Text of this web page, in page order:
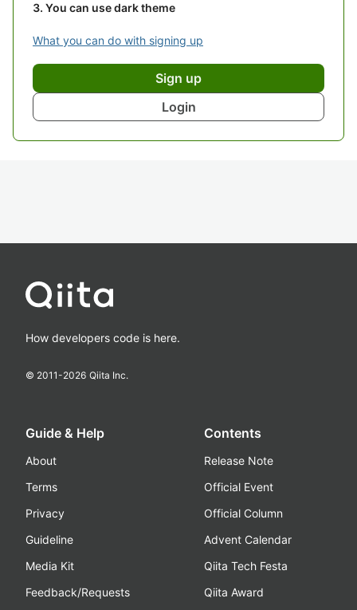
You can use dark theme
What you can do with signing up
Sign up
Login
How developers code is here.
© 2011-2026 Qiita Inc.
Guide & Help
About
Terms
Privacy
Guideline
Media Kit
Feedback/Requests
Contents
Release Note
Official Event
Official Column
Advent Calendar
Qiita Tech Festa
Qiita Award